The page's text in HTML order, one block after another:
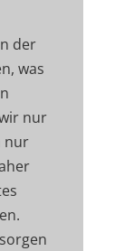
der
was
nur
nur